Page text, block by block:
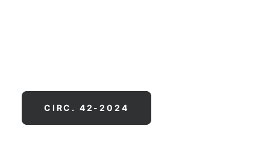
CIRC. 42-2024